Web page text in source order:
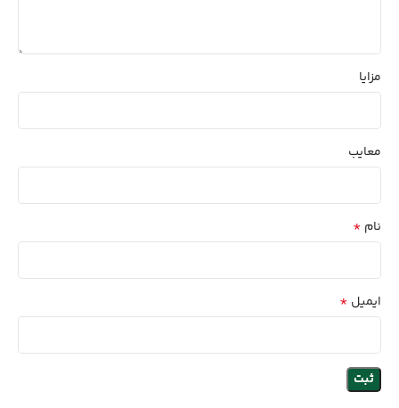
مزایا
معایب
نام *
ایمیل *